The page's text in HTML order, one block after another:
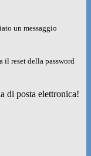
un messaggio
il reset della password
di posta elettronica!